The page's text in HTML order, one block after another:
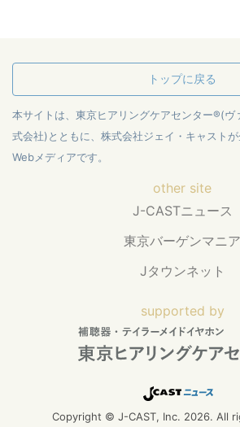
トップに戻る
本サイトは、東京ヒアリングケアセンター®(ヴ
式会社)とともに、株式会社ジェイ・キャスト
Webメディアです。
other site
J-CASTニュース
東京バーゲンマニア
Jタウンネット
supported by
Copyright © J-CAST, Inc. 2026. All